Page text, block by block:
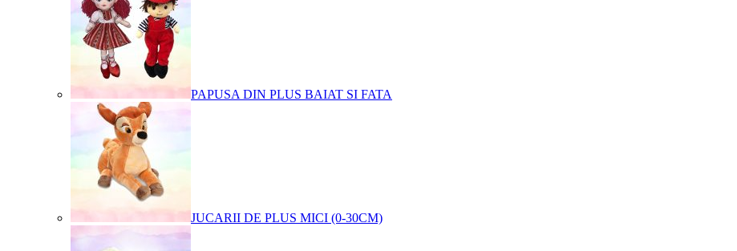
PAPUSA DIN PLUS BAIAT SI FATA
JUCARII DE PLUS MICI (0-30CM)